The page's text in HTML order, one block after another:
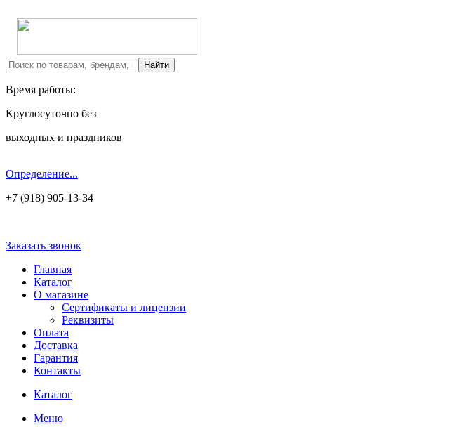
Время работы:
Круглосуточно без
выходных и праздников
Определение...
+7 (918) 905-13-34
Заказать звонок
Главная
Каталог
О магазине
Сертификаты и лицензии
Реквизиты
Оплата
Доставка
Гарантия
Контакты
Каталог
Меню